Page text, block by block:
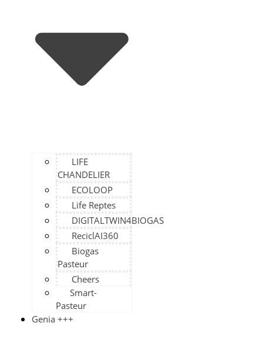
LIFE
CHANDELIER
ECOLOOP
Life Reptes
DIGITALTWIN4BIOGAS
ReciclAI360
Biogas
Pasteur
Cheers
Smart-
Pasteur
Genia +++